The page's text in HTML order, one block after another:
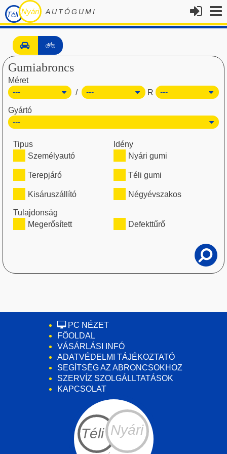
Téli Nyári AUTÓGUMI
Gumiabroncs
Méret
/
R
Gyártó
Tipus
Személyautó
Terepjáró
Kisáruszállító
Idény
Nyári gumi
Téli gumi
Négyévszakos
Tulajdonság
Megerősített
Defekttűrő
PC NÉZET
FŐOLDAL
VÁSÁRLÁSI INFÓ
ADATVÉDELMI TÁJÉKOZTATÓ
SEGÍTSÉG AZ ABRONCSOKHOZ
SZERVÍZ SZOLGÁLLTATÁSOK
KAPCSOLAT
Téli Nyári